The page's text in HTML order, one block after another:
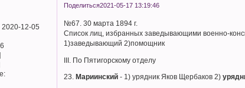
Поделиться2021-05-17 13:19:46
2020-12-05
№67. 30 марта 1894 г.
Список лиц, избранных заведывающими военно-
1)заведывающий 2)помощник
III. По Пятигорскому отделу
23. Мариинский - 1) урядник Яков Щербаков 2)